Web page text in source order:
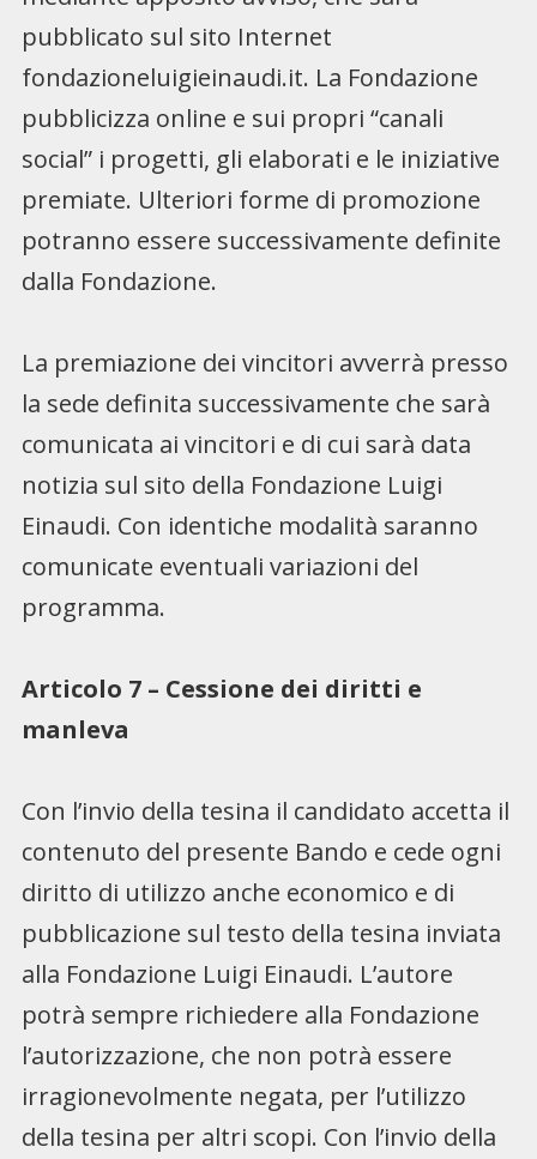
pubblicato sul sito Internet
fondazioneluigieinaudi.it. La Fondazione
pubblicizza online e sui propri “canali
social” i progetti, gli elaborati e le iniziative
premiate. Ulteriori forme di promozione
potranno essere successivamente definite
dalla Fondazione.
La premiazione dei vincitori avverrà presso
la sede definita successivamente che sarà
comunicata ai vincitori e di cui sarà data
notizia sul sito della Fondazione Luigi
Einaudi. Con identiche modalità saranno
comunicate eventuali variazioni del
programma.
Articolo 7 – Cessione dei diritti e
manleva
Con l’invio della tesina il candidato accetta il
contenuto del presente Bando e cede ogni
diritto di utilizzo anche economico e di
pubblicazione sul testo della tesina inviata
alla Fondazione Luigi Einaudi. L’autore
potrà sempre richiedere alla Fondazione
l’autorizzazione, che non potrà essere
irragionevolmente negata, per l’utilizzo
della tesina per altri scopi. Con l’invio della